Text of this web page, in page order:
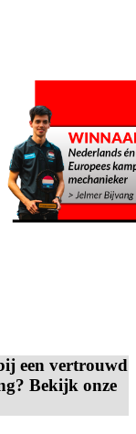
een vertrouwd
Bekijk onze